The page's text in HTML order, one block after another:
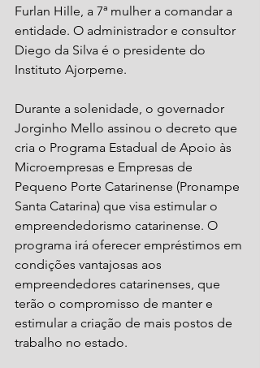
Furlan Hille, a 7ª mulher a comandar a
entidade. O administrador e consultor
Diego da Silva é o presidente do
Instituto Ajorpeme.
Durante a solenidade, o governador
Jorginho Mello assinou o decreto que
cria o Programa Estadual de Apoio às
Microempresas e Empresas de
Pequeno Porte Catarinense (Pronampe
Santa Catarina) que visa estimular o
empreendedorismo catarinense. O
programa irá oferecer empréstimos em
condições vantajosas aos
empreendedores catarinenses, que
terão o compromisso de manter e
estimular a criação de mais postos de
trabalho no estado.